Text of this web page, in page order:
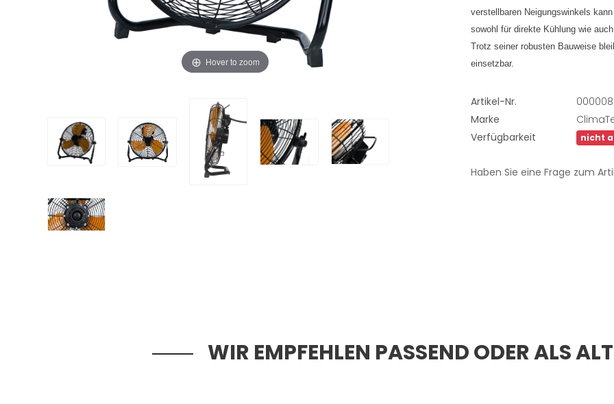
Hover to zoom
verstellbaren Neigungswinkels
sowohl für direkte Kühlung wie
Trotz seiner robusten Bauweise
einsetzbar.
Artikel-Nr.
Marke
Verfügbarkeit
nicht
Haben Sie eine Frage zum
WIR EMPFEHLEN PASSEND ODER ALS